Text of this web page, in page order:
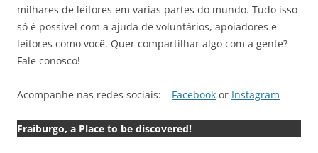
milhares de leitores em varias partes do mundo. Tudo isso
só é possível com a ajuda de voluntários, apoiadores e
leitores como você. Quer compartilhar algo com a gente?
Fale conosco!
Acompanhe nas redes sociais: – Facebook or Instagram
Fraiburgo, a Place to be discovered!